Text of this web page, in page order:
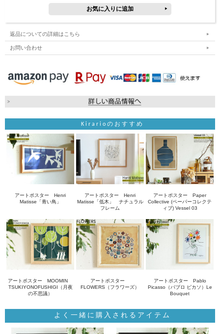
返品についての詳細はこちら
お問い合わせ
Kirarioのおすすめ
アートポスター Henri
Matisse「青い鳥」
アートポスター Henri
Matisse「低木」 ナチュラル
フレーム
アートポスター Paper
Collective (ペーパーコレクテ
ィブ) Vessel 03
アートポスター MOOMIN
TSUKIYONOFUSHIGI（月夜
の不思議）
アートポスター
FLOWERS（フラワーズ）
アートポスター Pablo
Picasso（パブロ ピカソ）Le
Bouquet
よく一緒に購入されるアイテム